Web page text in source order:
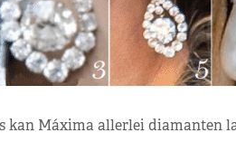
kan Máxima allerlei diamanten